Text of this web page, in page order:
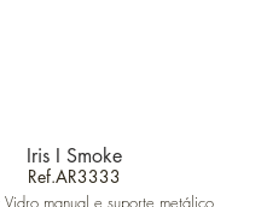
Iris I Smoke
Ref.AR3333
manual e suporte metálico